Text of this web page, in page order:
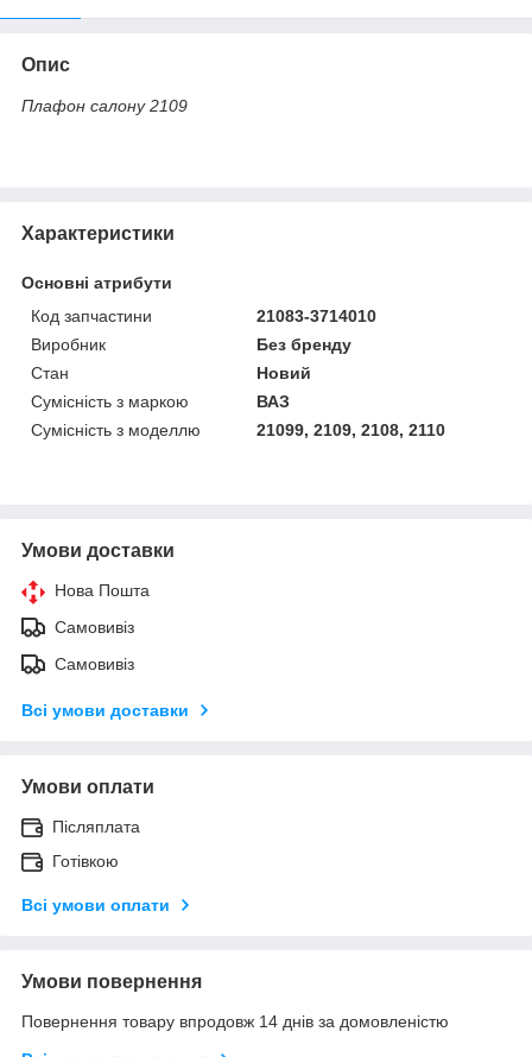
Опис
Плафон салону 2109
Характеристики
Основні атрибути
Код запчастини
21083-3714010
Виробник
Без бренду
Стан
Новий
Сумісність з маркою
ВАЗ
Сумісність з моделлю
21099, 2109, 2108, 2110
Умови доставки
Нова Пошта
Самовивіз
Самовивіз
Всі умови доставки
Умови оплати
Післяплата
Готівкою
Всі умови оплати
Умови повернення
Повернення товару впродовж 14 днів за домовленістю